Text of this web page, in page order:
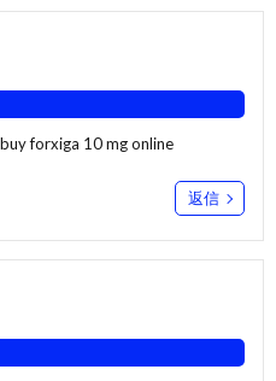
buy forxiga 10 mg online
返信